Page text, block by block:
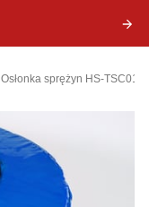
Osłonka sprężyn HS-